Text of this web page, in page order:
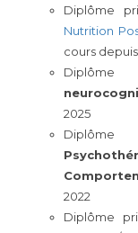
Diplôme
Nutrition
cours
2025
2022
Diplôme